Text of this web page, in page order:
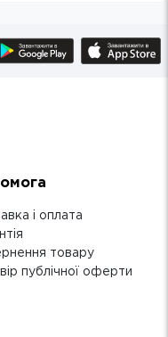
і оплата
товару
публічної оферти